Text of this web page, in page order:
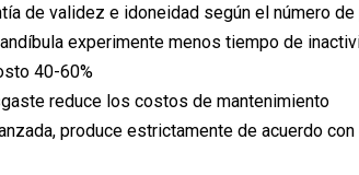
de validez e idoneidad según el número
experimente menos tiempo de
40-60%
reduce los costos de mantenimiento
produce estrictamente de acuerdo